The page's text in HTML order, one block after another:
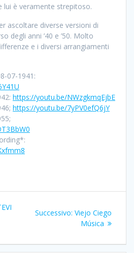
lui è veramente strepitoso.
ascoltare diverse versioni di
degli anni ’40 e ’50. Molto
e i diversi arrangiamenti
07-1941:
https://youtu.be/NWzgkmqEjbE
https://youtu.be/7yPV0efQ6jY
Successivo: Articolo
successivo:
Viejo Ciego
Música